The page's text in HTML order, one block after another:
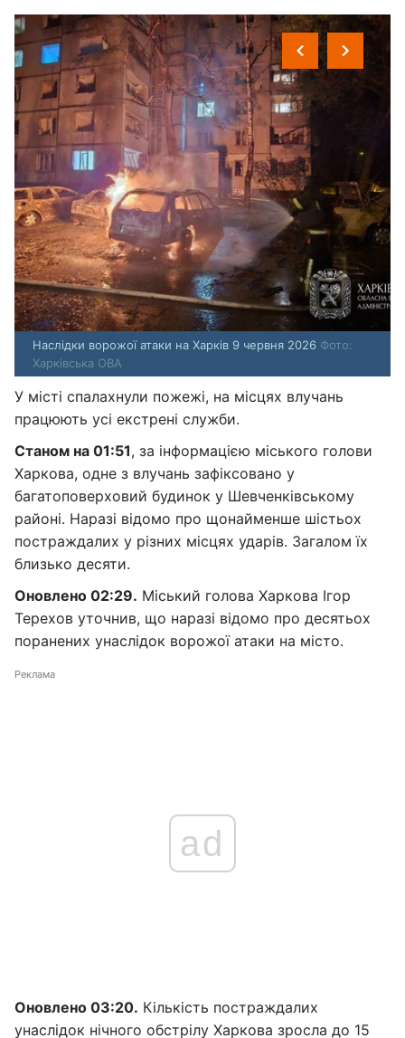
Наслідки ворожої атаки на Харків 9 червня 2026 Фото:
Харківська ОВА
У місті спалахнули пожежі, на місцях влучань
працюють усі екстрені служби.
Станом на 01:51, за інформацією міського голови
Харкова, одне з влучань зафіксовано у
багатоповерховий будинок у Шевченківському
районі. Наразі відомо про щонайменше шістьох
постраждалих у різних місцях ударів. Загалом їх
близько десяти.
Оновлено 02:29. Міський голова Харкова Ігор
Терехов уточнив, що наразі відомо про десятьох
поранених унаслідок ворожої атаки на місто.
Реклама
ad
Оновлено 03:20. Кількість постраждалих
унаслідок нічного обстрілу Харкова зросла до 15